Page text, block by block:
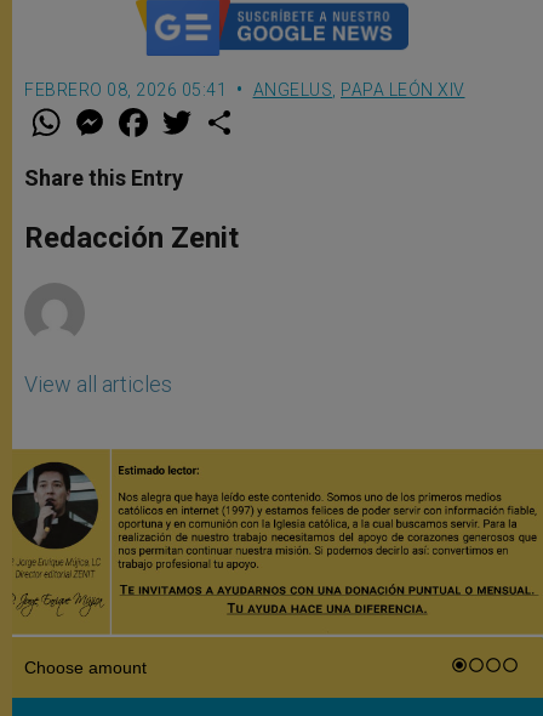
FEBRERO 08, 2026 05:41 ANGELUS PAPA LEÓN XIV
W
t
s
p
p
M
e
s
e
g
e
F
a
e
b
o
k
w
r
Share this Entry
Redacción Zenit
View all articles